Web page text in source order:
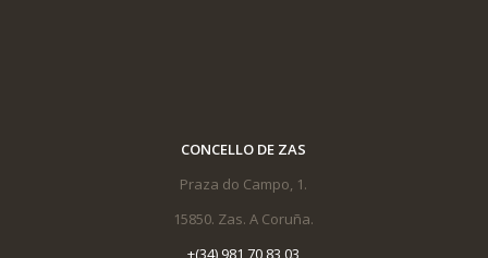
CONCELLO DE ZAS
Praza do Campo, 1.
15850. Zas. A Coruña.
+(34) 981 70 83 03